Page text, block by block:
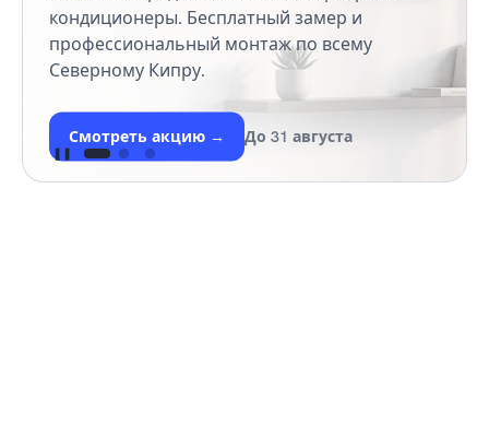
кондиционеры. Бесплатный замер и
профессиональный монтаж по всему
Северному Кипру.
Смотреть акцию → До 31 августа
❚❚